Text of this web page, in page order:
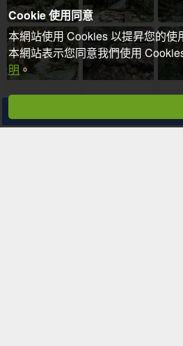
Cookie 使用同意
本網站使用 Cookies 以提昇您的
本網站表示您同意我們使用
明。